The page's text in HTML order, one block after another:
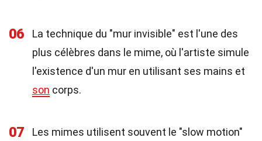
06
La technique du "mur invisible" est l'une des
plus célèbres dans le mime, où l'artiste simule
l'existence d'un mur en utilisant ses mains et
son corps.
07
Les mimes utilisent souvent le "slow motion"